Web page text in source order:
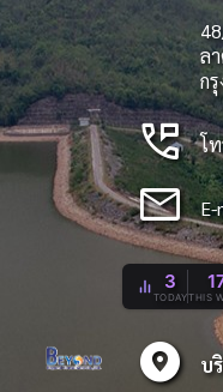
ล
ก
perm_phone_msg โ
mail
3
TODAYTHIS
explore_nearby
บ